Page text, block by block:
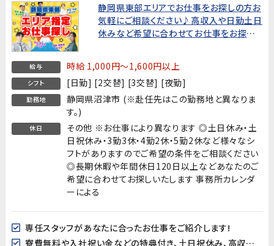
静岡県東部エリアでお仕事をお探しの方お
気軽にご相談ください♪高収入や日勤土日
休みなど希望に合わせてお仕事をお探しし
給与 時給 1,000円～1,600円以上
シフト [日勤] [2交替] [3交替] [夜勤]
勤務地
静岡県沼津市 (※赴任先はこの勤務地と異なりま
す。)
休日
その他 ※お仕事により異なります ◎土日休み・土
日祝休み・3勤3休・4勤2休・5勤2休など様々なシ
フトがありますのでご希望の条件をご相談ください
◎長期休暇や年間休日120日以上などあなたのご
希望に合わせてお探しいたします 事務所カレンダ
ーによる
専任スタッフがあなたに合ったお仕事をご紹介します!
寮費無料や入社祝い金などの特典付き、土日祝休み、高収入など様々なお仕事を掲載中です